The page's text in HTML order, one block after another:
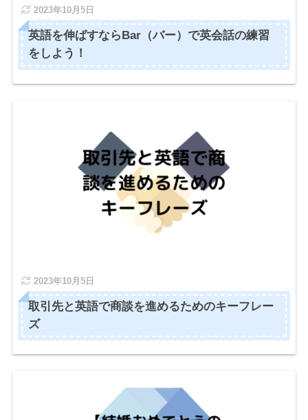
2023年10月5日
英語を伸ばすならBar（バー）で英会話の練習
をしよう！
2023年10月5日
取引先と英語で商談を進めるためのキーフレー
ズ